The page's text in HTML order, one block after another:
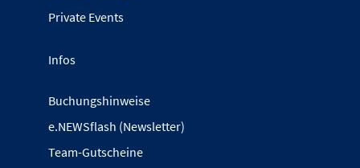
Private Events
Infos
Buchungshinweise
e.NEWSflash (Newsletter)
Team-Gutscheine